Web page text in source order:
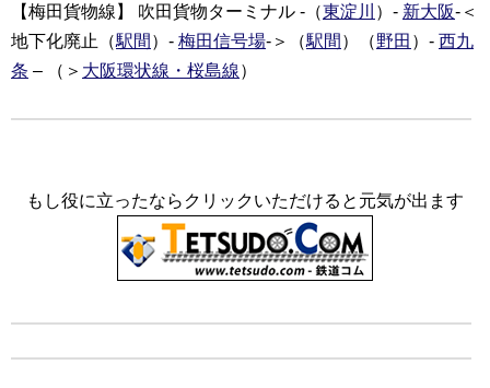
【梅田貨物線】 吹田貨物ターミナル -（東淀川 ）- 新大阪-＜
地下化廃止（駅間 ）- 梅田信号場-＞（駅間 ）（野田 ）- 西九
条 – （＞ 大阪環状線・桜島線）
もし役に立ったならクリックいただけると元気が出ます